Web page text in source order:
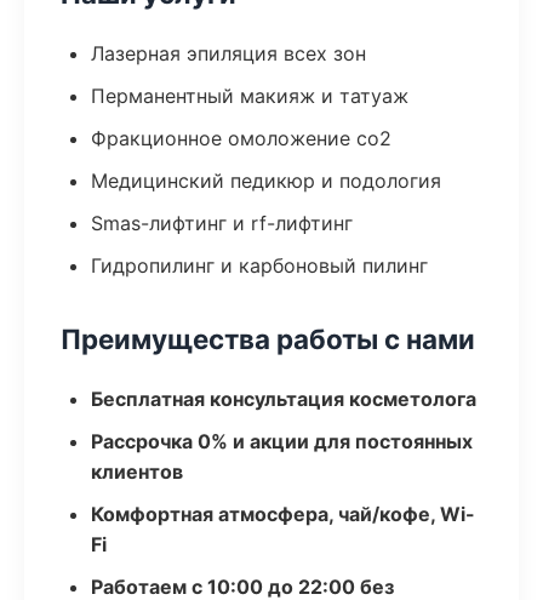
Лазерная эпиляция всех зон
Перманентный макияж и татуаж
Фракционное омоложение co2
Медицинский педикюр и подология
Smas-лифтинг и rf-лифтинг
Гидропилинг и карбоновый пилинг
Преимущества работы с нами
Бесплатная консультация косметолога
Рассрочка 0% и акции для постоянных
клиентов
Комфортная атмосфера, чай/кофе, Wi-
Fi
Работаем с 10:00 до 22:00 без